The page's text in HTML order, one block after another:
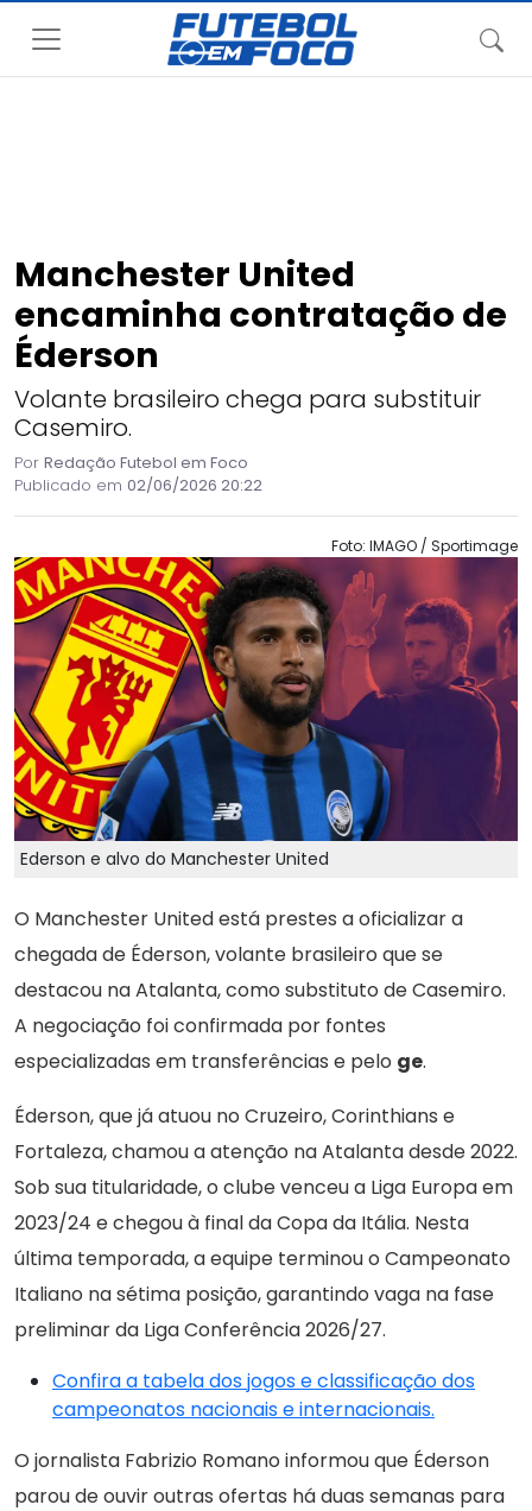
Manchester United
encaminha contratação de
Éderson
Volante brasileiro chega para substituir
Casemiro.
Por Redação Futebol em Foco
Publicado em 02/06/2026 20:22
Foto: IMAGO / Sportimage
Ederson e alvo do Manchester United
O Manchester United está prestes a oficializar a
chegada de Éderson, volante brasileiro que se
destacou na Atalanta, como substituto de Casemiro.
A negociação foi confirmada por fontes
especializadas em transferências e pelo ge.
Éderson, que já atuou no Cruzeiro, Corinthians e
Fortaleza, chamou a atenção na Atalanta desde 2022.
Sob sua titularidade, o clube venceu a Liga Europa em
2023/24 e chegou à final da Copa da Itália. Nesta
última temporada, a equipe terminou o Campeonato
Italiano na sétima posição, garantindo vaga na fase
preliminar da Liga Conferência 2026/27.
Confira a tabela dos jogos e classificação dos
campeonatos nacionais e internacionais.
O jornalista Fabrizio Romano informou que Éderson
parou de ouvir outras ofertas há duas semanas para